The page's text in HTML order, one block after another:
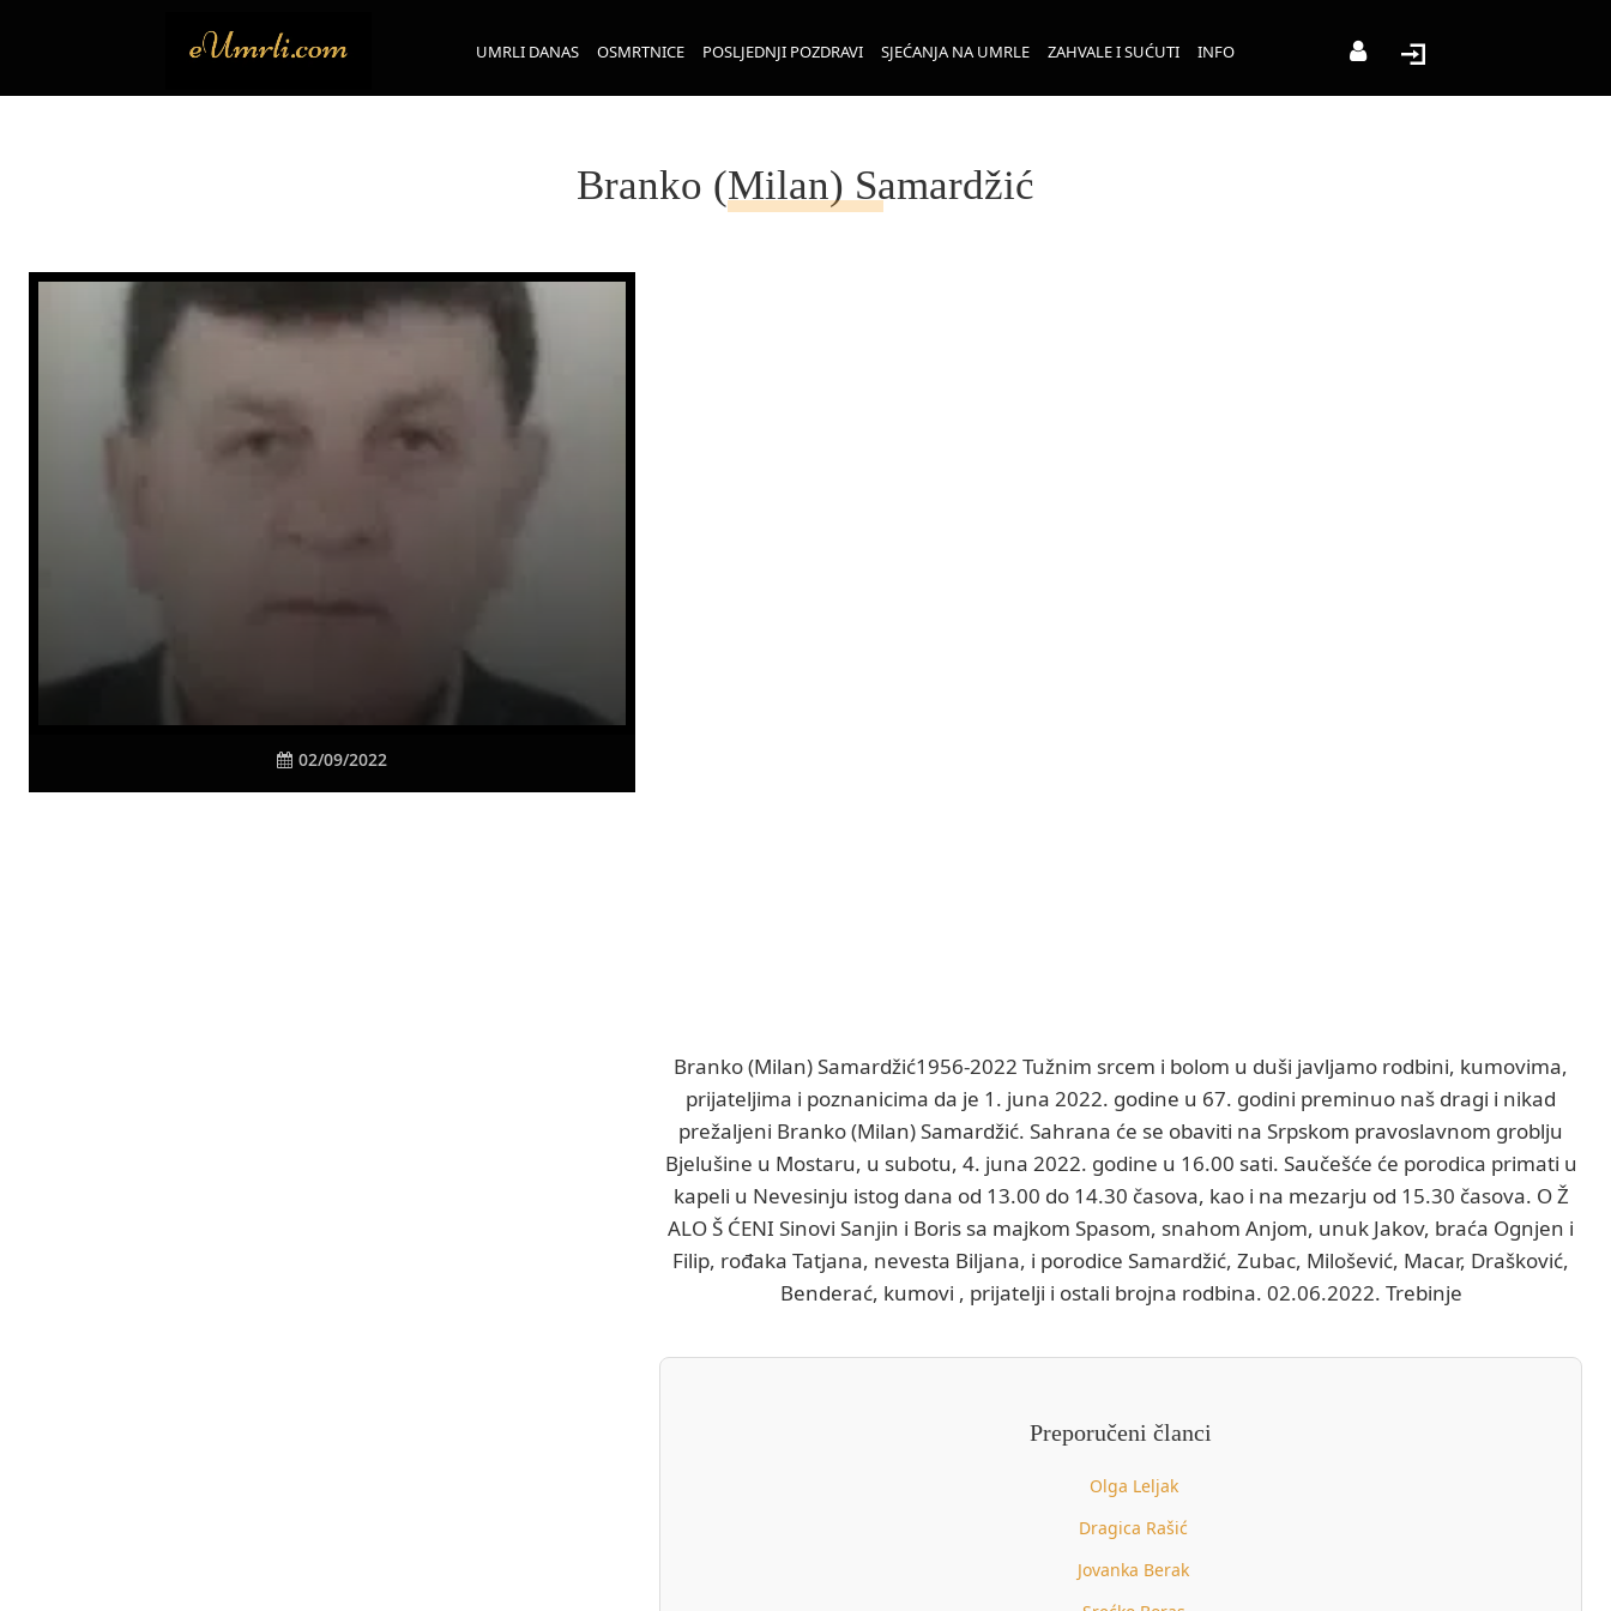
UMRLI DANAS OSMRTNICE POSLJEDNJI POZDRAVI SJEĆANJA NA UMRLE ZAHVALE I SUĆUTI INFO
Branko (Milan) Samardžić
02/09/2022
Branko (Milan) Samardžić1956-2022 Tužnim srcem i bolom u duši javljamo rodbini, kumovima,
prijateljima i poznanicima da je 1. juna 2022. godine u 67. godini preminuo naš dragi i nikad
prežaljeni Branko (Milan) Samardžić. Sahrana će se obaviti na Srpskom pravoslavnom groblju
Bjelušine u Mostaru, u subotu, 4. juna 2022. godine u 16.00 sati. Saučešće će porodica primati u
kapeli u Nevesinju istog dana od 13.00 do 14.30 časova, kao i na mezarju od 15.30 časova. O Ž
ALO Š ĆENI Sinovi Sanjin i Boris sa majkom Spasom, snahom Anjom, unuk Jakov, braća Ognjen i
Filip, rođaka Tatjana, nevesta Biljana, i porodice Samardžić, Zubac, Milošević, Macar, Drašković,
Benderać, kumovi , prijatelji i ostali brojna rodbina. 02.06.2022. Trebinje
Preporučeni članci
Olga Leljak
Dragica Rašić
Jovanka Berak